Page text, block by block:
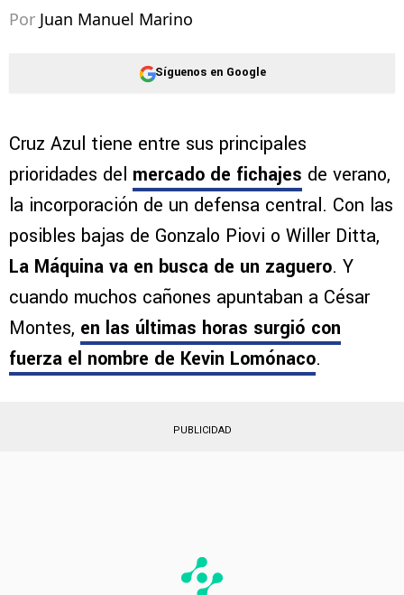
Por Juan Manuel Marino
Síguenos en Google
Cruz Azul tiene entre sus principales
prioridades del mercado de fichajes de verano,
la incorporación de un defensa central. Con las
posibles bajas de Gonzalo Piovi o Willer Ditta,
La Máquina va en busca de un zaguero. Y
cuando muchos cañones apuntaban a César
Montes, en las últimas horas surgió con
fuerza el nombre de Kevin Lomónaco.
PUBLICIDAD